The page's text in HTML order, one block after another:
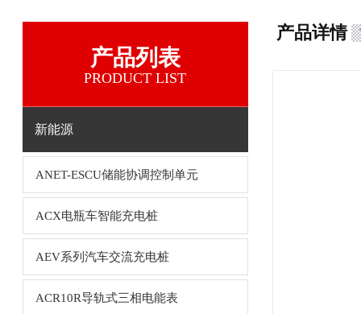
产品列表
PRODUCT LIST
新能源
ANET-ESCU储能协调控制单元
ACX电瓶车智能充电桩
AEV系列汽车交流充电桩
ACR10R导轨式三相电能表
产品详情